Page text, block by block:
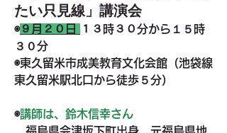
たい只見線」講演会
◉ ９月２０日
１３時３０分から１５時
３０分
◉東久留米市成美教育文化会館（池袋線
東久留米駅北口から徒歩５分）
◉講師は、鈴木信幸さん